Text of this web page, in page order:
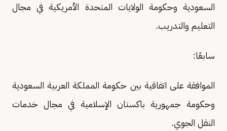
السعودية وحكومة الولايات المتحدة الأمريكية في مجال
التعليم والتدريب.
سابعًا:
الموافقة على اتفاقية بين حكومة المملكة العربية السعودية
وحكومة جمهورية باكستان الإسلامية في مجال خدمات
النقل الجوي.